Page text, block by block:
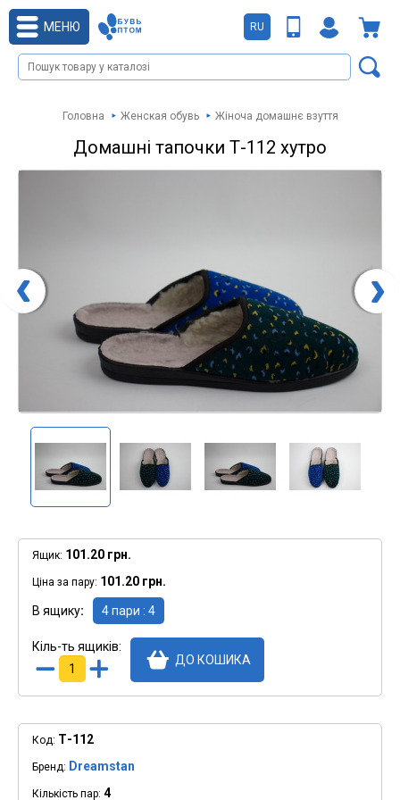
RU
МЕНЮ
Головна Женская обувь Жіноча домашнє взуття
Домашні тапочки Т-112 хутро
Ящик: 101.20 грн.
Ціна за пару: 101.20 грн.
В ящику 4 пари : 4
Кіль-ть ящиків:
ДО КОШИКА
Код: Т-112
Бренд: Dreamstan
Кількість пар: 4